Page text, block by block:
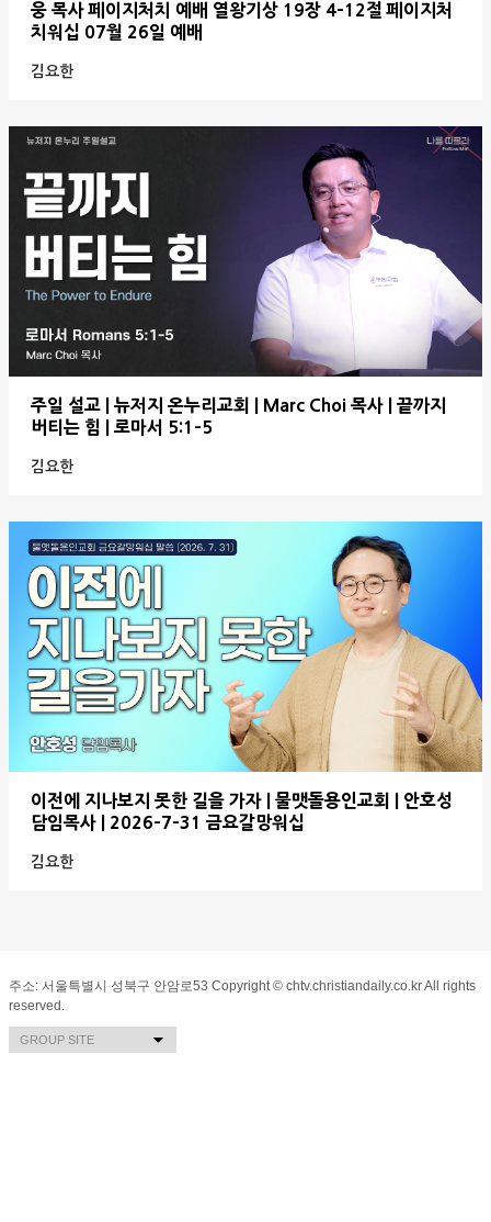
웅 목사 페이지처치 예배 열왕기상 19장 4-12절 페이지처
치워십 07월 26일 예배
김요한
주일 설교 | 뉴저지 온누리교회 | Marc Choi 목사 | 끝까지
버티는 힘 | 로마서 5:1-5
김요한
이전에 지나보지 못한 길을 가자 | 물맷돌용인교회 | 안호성
담임목사 | 2026-7-31 금요갈망워십
김요한
주소: 서울특별시 성북구 안암로53 Copyright © chtv.christiandaily.co.kr All rights
reserved.
GROUP SITE
기독일보
선교신문
Cportal
BiblePortal
Ccast